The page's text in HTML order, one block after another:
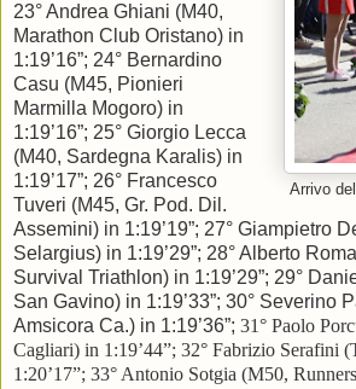
Arrivo
23° Andrea Ghiani (M40,
Marathon Club Oristano) in
1:19’16”; 24° Bernardino
Casu (M45, Pionieri
Marmilla Mogoro) in
1:19’16”; 25° Giorgio Lecca
(M40, Sardegna Karalis) in
1:19’17”; 26° Francesco
Tuveri (M45, Gr. Pod. Dil.
Assemini) in 1:19’19”; 27° Giampietro
Selargius) in 1:19’29”; 28° Alberto
Survival Triathlon) in 1:19’29”; 29°
San Gavino) in 1:19’33”; 30° Severino
Amsicora Ca.) in 1:19’36”; 31° Paolo
Cagliari) in 1:19’44”; 32° Fabrizio Serafini
1:20’17”; 33° Antonio Sotgia (M50,